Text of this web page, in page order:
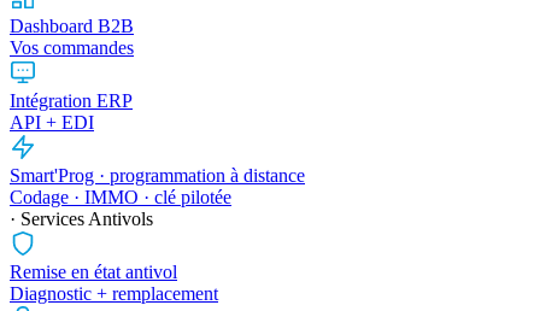
Dashboard B2B
Vos commandes
Intégration ERP
API + EDI
Smart'Prog · programmation à distance
Codage · IMMO · clé pilotée
· Services Antivols
Remise en état antivol
Diagnostic + remplacement